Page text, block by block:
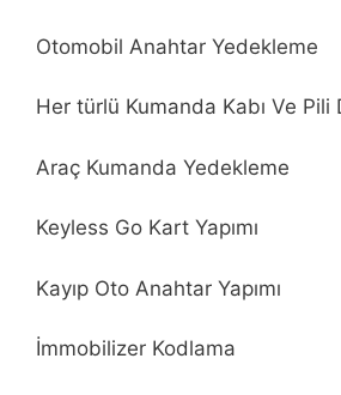
Otomobil Anahtar Yedekleme
Her türlü Kumanda Kabı Ve Pili
Araç Kumanda Yedekleme
Keyless Go Kart Yapımı
Kayıp Oto Anahtar Yapımı
İmmobilizer Kodlama